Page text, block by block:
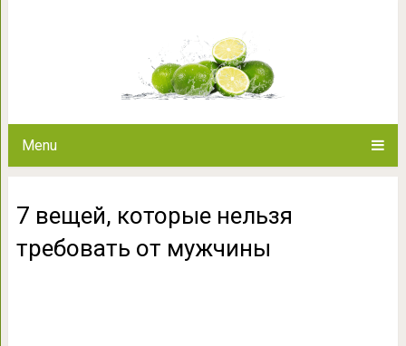
Menu
7 вещей, которые нельзя
требовать от мужчины